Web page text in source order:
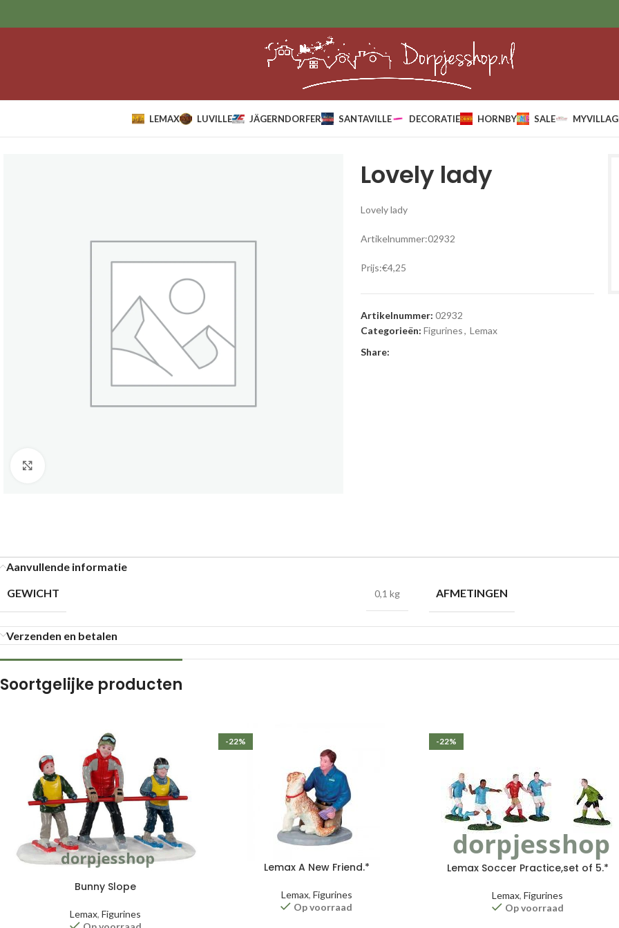
LEMAX LUVILLE JÄGERNDORFER SANTAVILLE DECORATIE HORNBY SALE
Lovely lady
Lovely lady
Artikelnummer:02932
Prijs:€4,25
Artikelnummer: 02932
Categorieën: Figurines, Lemax
Share:
Aanvullende informatie
GEWICHT
0,1 kg AFMETINGEN
Verzenden en betalen
Soortgelijke producten
Bunny Slope
Lemax,Figurines
-22%
Lemax A New Friend.*
Lemax, Figurines
Op voorraad
-22%
Lemax Soccer Practice,set of 5.*
Lemax,Figurines
Op voorraad